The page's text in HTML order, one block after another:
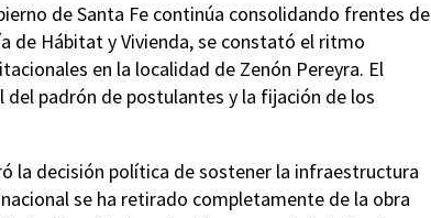
de Santa Fe continúa consolidando frentes de
de Hábitat y Vivienda, se constató el ritmo
en la localidad de Zenón Pereyra. El
padrón de postulantes y la fijación de los
la decisión política de sostener la infraestructura
se ha retirado completamente de la obra